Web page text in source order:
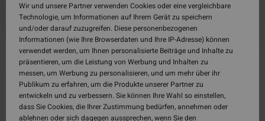
Wir und unsere Partner verwenden Cookies oder eine vergleichbare
Technologie, um Informationen auf Ihrem Gerät zu speichern
und/oder darauf zuzugreifen. Diese personenbezogenen
Informationen (wie Ihre Browserdaten und Ihre IP-Adresse) können
verwendet werden, um Ihnen personalisierte Beiträge und Inhalte zu
präsentieren, um die Leistung von Werbung und Inhalten zu
messen, um Werbung zu personalisieren, und um mehr über ihr
Publikum zu erfahren, um die Produkte unserer Partner zu
entwickeln und zu verbessern. Sie können Ihre Wahl so einstellen,
dass Sie Cookies, die Ihrer Zustimmung bedürfen, annehmen oder
ablehnen oder sich dagegen aussprechen, wenn Sie den